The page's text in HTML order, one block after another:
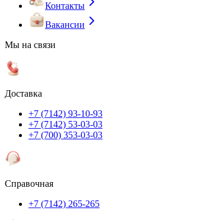
Контакты
Вакансии
Мы на связи
Доставка
+7 (7142) 93-10-93
+7 (7142) 53-03-03
+7 (700) 353-03-03
Справочная
+7 (7142) 265-265